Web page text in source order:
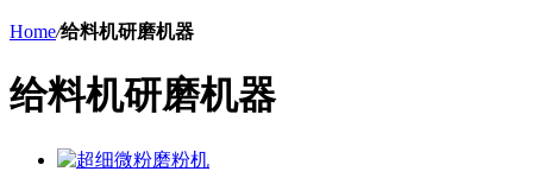
Home/给料机研磨机器
给料机研磨机器